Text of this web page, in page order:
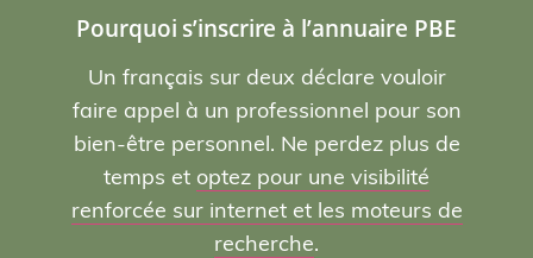
Pourquoi s’inscrire à l’annuaire PBE
Un français sur deux déclare vouloir
faire appel à un professionnel pour son
bien-être personnel. Ne perdez plus de
temps et optez pour une visibilité
renforcée sur internet et les moteurs de
recherche.